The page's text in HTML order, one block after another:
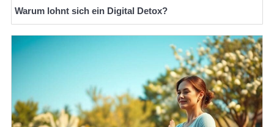
Warum lohnt sich ein Digital Detox?